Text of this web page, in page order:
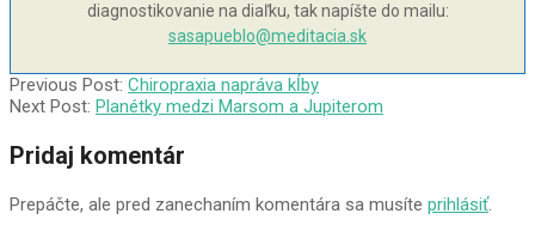
diagnostikovanie na diaľku, tak napíšte do mailu:
sasapueblo@meditacia.sk
2004-
07-
Previous Post: Chiropraxia napráva kĺby
Next Post: Planétky medzi Marsom a Jupiterom
Pridaj komentár
Prepáčte, ale pred zanechaním komentára sa musíte prihlásiť.